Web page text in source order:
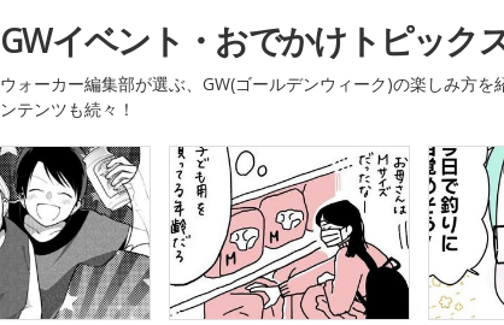
GWイベント・おでかけトピック
ウォーカー編集部が選ぶ、GW(ゴールデンウィーク)の楽しみ方を
ンテンツも続々！